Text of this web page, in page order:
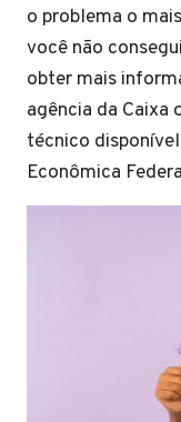
o problema o
você não
obter mais
agência da Caixa
técnico
Econômica